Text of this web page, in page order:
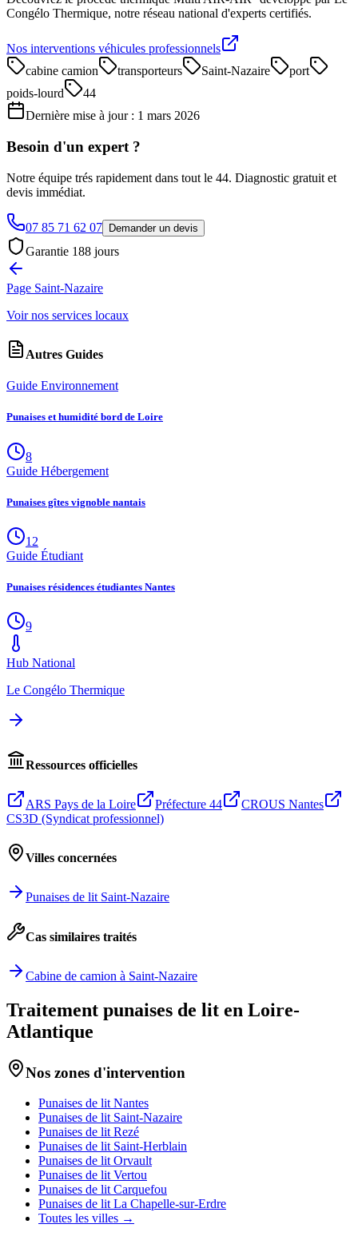
Congélo Thermique, notre réseau national d'experts certifiés.
Nos interventions véhicules professionnels
cabine camion
transporteurs Saint-Nazaire
port
poids-lourd
44
Dernière mise à jour : 1 mars 2026
Besoin d'un expert ?
Notre équipe trés rapidement dans tout le 44. Diagnostic gratuit et
devis immédiat.
07 85 71 62 07 Demander un devis
Garantie 188 jours
Page Saint-Nazaire
Voir nos services locaux
Autres Guides
Guide Environnement
Punaises et humidité bord de Loire
8
Guide Hébergement
Punaises gîtes vignoble nantais
12
Guide Étudiant
Punaises résidences étudiantes Nantes
9
Hub National
Le Congélo Thermique
Ressources officielles
ARS Pays de la Loire Préfecture 44
CROUS Nantes
CS3D (Syndicat professionnel)
Villes concernées
Punaises de lit Saint-Nazaire
Cas similaires traités
Cabine de camion à Saint-Nazaire
Traitement punaises de lit en Loire-
Atlantique
Nos zones d'intervention
Punaises de litNantes
Punaises de lit Saint-Nazaire
Punaises de litRezé
Punaises de lit Saint-Herblain
Punaises de litOrvault
Punaises de litVertou
Punaises de litCarquefou
Punaises de litLa Chapelle-sur-Erdre
Toutes les villes →